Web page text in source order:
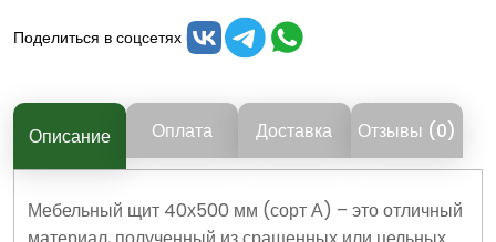
Поделиться в соцсетях
Описание Оплата Доставка Отзывы (0)
Мебельный щит 40х500 мм (сорт А) – это отличный